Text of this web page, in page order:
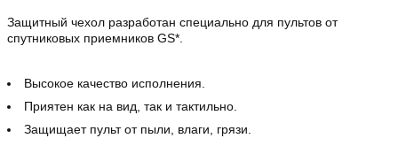
Защитный чехол разработан специально для пультов от
спутниковых приемников GS*.
Высокое качество исполнения.
Приятен как на вид, так и тактильно.
Защищает пульт от пыли, влаги, грязи.